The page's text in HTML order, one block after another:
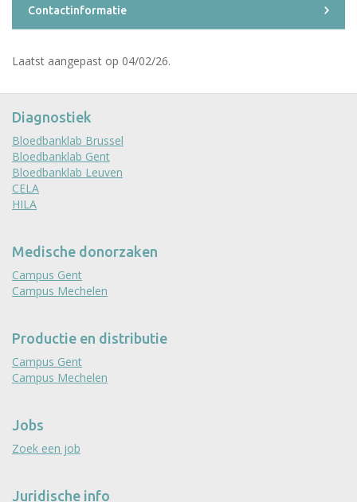
Contactinformatie
Laatst aangepast op 04/02/26.
Diagnostiek
Bloedbanklab Brussel
Bloedbanklab Gent
Bloedbanklab Leuven
CELA
HILA
Medische donorzaken
Campus Gent
Campus Mechelen
Productie en distributie
Campus Gent
Campus Mechelen
Jobs
Zoek een job
Juridische info